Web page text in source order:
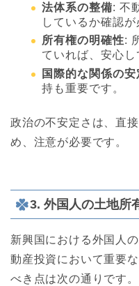
法体系の整備: 不
しているか確認が
所有権の明確性:
ていれば、安心し
国際的な関係の安
持も重要です。
政治の不安定さは、直
め、注意が必要です。
3. 外国人の土地所
新興国における外国人
動産投資において重要
べき点は次の通りです。